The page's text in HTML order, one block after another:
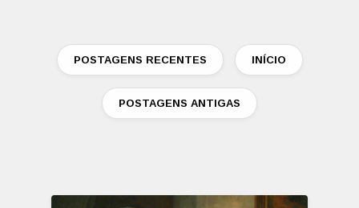
POSTAGENS RECENTES INÍCIO
POSTAGENS ANTIGAS